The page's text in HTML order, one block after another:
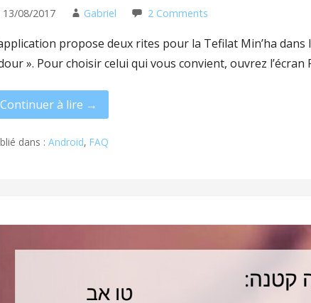
13/08/2017 Gabriel 2 Comments
propose deux rites pour la Tefilat Min’ha dans
». Pour choisir celui qui vous convient, ouvrez l’écran
Continuer à lire →
dans :Android, FAQ